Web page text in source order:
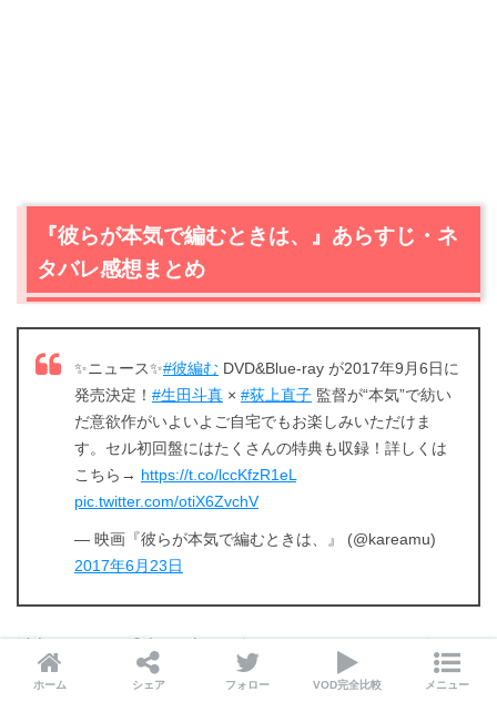
『彼らが本気で編むときは、』あらすじ・ネ
タバレ感想まとめ
✨ニュース✨#彼編む DVD&Blue-ray が2017年9月6日に
発売決定！ #生田斗真 × #荻上直子 監督が“本気”で紡い
だ意欲作がいよいよご自宅でもお楽しみいただけま
す。セル初回盤にはたくさんの特典も収録！詳しくは
こちら→ https://t.co/lccKfzR1eL
pic.twitter.com/otiX6ZvchV
— 映画『彼らが本気で編むときは、』 (@kareamu)
2017年6月23日
ていただきました。
ホーム シェア フォロー VOD完全比較 メニュー